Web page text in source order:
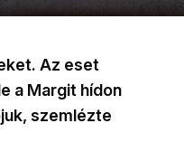
Az eset
a Margit hídon
szemlézte